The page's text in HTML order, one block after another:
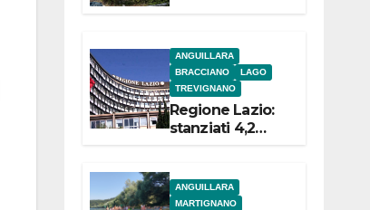
ANGUILLARA
BRACCIANO
LAGO
TREVIGNANO
Regione Lazio:
stanziati 4,2
dell’Etruria
Meridionale
ANGUILLARA
MARTIGNANO